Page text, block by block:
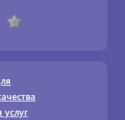
услуг